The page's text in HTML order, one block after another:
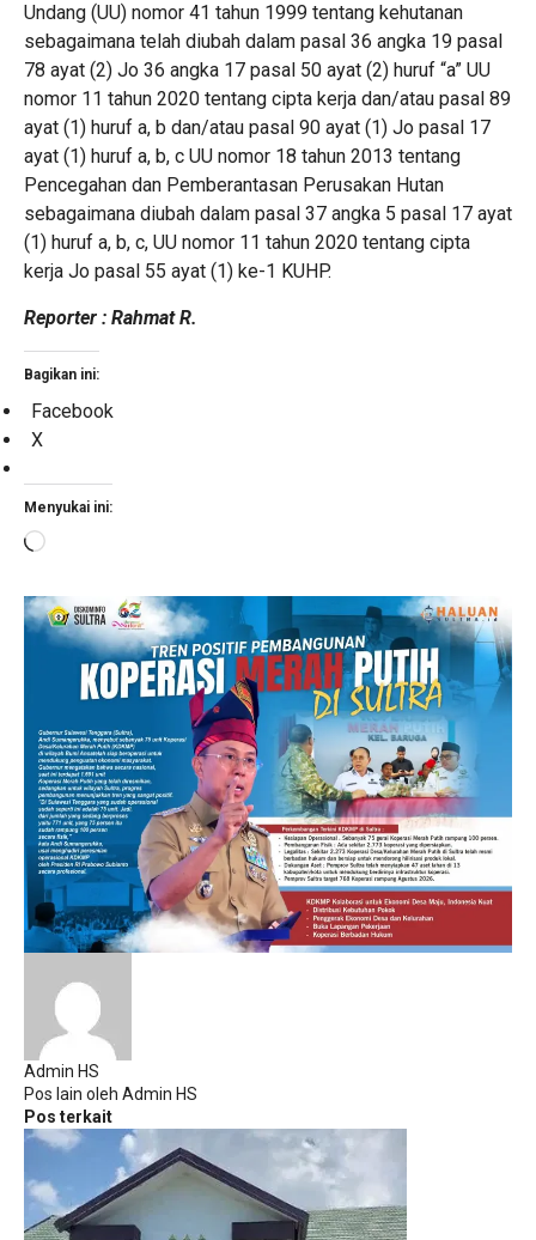
Undang (UU) nomor 41 tahun 1999 tentang kehutanan
sebagaimana telah diubah dalam pasal 36 angka 19 pasal
78 ayat (2) Jo 36 angka 17 pasal 50 ayat (2) huruf “a” UU
nomor 11 tahun 2020 tentang cipta kerja dan/atau pasal 89
ayat (1) huruf a, b dan/atau pasal 90 ayat (1) Jo pasal 17
ayat (1) huruf a, b, c UU nomor 18 tahun 2013 tentang
Pencegahan dan Pemberantasan Perusakan Hutan
sebagaimana diubah dalam pasal 37 angka 5 pasal 17 ayat
(1) huruf a, b, c, UU nomor 11 tahun 2020 tentang cipta
kerja Jo pasal 55 ayat (1) ke-1 KUHP.
Reporter : Rahmat R.
Bagikan ini:
Facebook
X
Menyukai ini:
Memuat...
Admin HS
Pos lain oleh Admin HS
Pos terkait